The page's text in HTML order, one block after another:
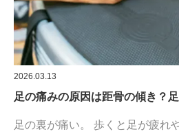
2026.03.13
足の痛みの原因は距骨の傾き？
足の裏が痛い。 歩くと足が疲れ